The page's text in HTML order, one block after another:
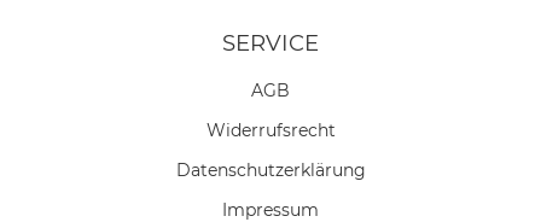
SERVICE
AGB
Widerrufs­recht
Daten­schutz­erklärung
Impressum